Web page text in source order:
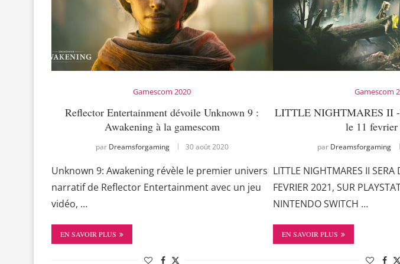
Gamescom 2020
Reflector Entertainment dévoile Unknown 9 :
Awakening à la gamescom
par Dreamsforgaming 30 août 2020
Unknown 9: Awakening révèle le premier univers
narratif de Reflector Entertainment avec un jeu
vidéo, …
EN SAVOIR PLUS
Gamescom
LITTLE NIGHTMARES II -
le 11 fevrier
par Dreamsforgaming
LITTLE NIGHTMARES II SERA
FEVRIER 2021, SUR
NINTENDO SWITCH …
EN SAVOIR PLUS